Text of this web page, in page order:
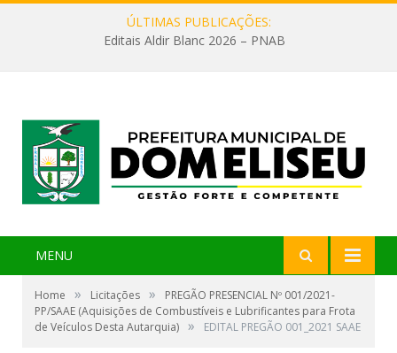
ÚLTIMAS PUBLICAÇÕES:
Editais Aldir Blanc 2026 – PNAB
MENU
Home » Licitações »
PREGÃO PRESENCIAL Nº 001/2021-
PP/SAAE (Aquisições de Combustíveis e Lubrificantes para Frota
de Veículos Desta Autarquia) » EDITAL PREGÃO 001_2021 SAAE